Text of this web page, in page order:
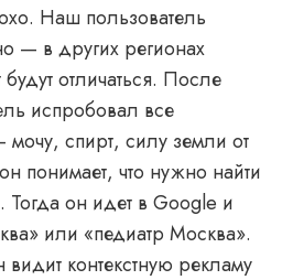
Наш пользователь
— в других регионах
отличаться. После
испробовал все
спирт, силу земли от
понимает, что нужно найти
Тогда он идет в Google и
или «педиатр Москва».
видит контекстную рекламу